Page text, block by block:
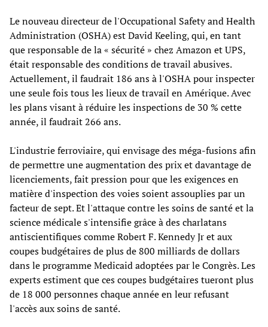
Le nouveau directeur de l'Occupational Safety and Health
Administration (OSHA) est David Keeling, qui, en tant
que responsable de la « sécurité » chez Amazon et UPS,
était responsable des conditions de travail abusives.
Actuellement, il faudrait 186 ans à l'OSHA pour inspecter
une seule fois tous les lieux de travail en Amérique. Avec
les plans visant à réduire les inspections de 30 % cette
année, il faudrait 266 ans.
L'industrie ferroviaire, qui envisage des méga-fusions afin
de permettre une augmentation des prix et davantage de
licenciements, fait pression pour que les exigences en
matière d'inspection des voies soient assouplies par un
facteur de sept. Et l'attaque contre les soins de santé et la
science médicale s'intensifie grâce à des charlatans
antiscientifiques comme Robert F. Kennedy Jr et aux
coupes budgétaires de plus de 800 milliards de dollars
dans le programme Medicaid adoptées par le Congrès. Les
experts estiment que ces coupes budgétaires tueront plus
de 18 000 personnes chaque année en leur refusant
l'accès aux soins de santé.